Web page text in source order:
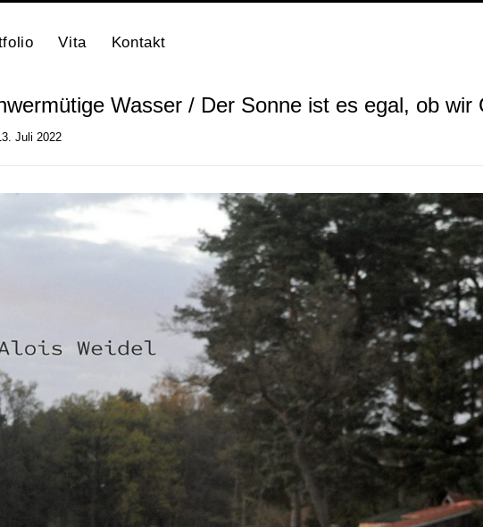
Vita Kontakt
Wasser / Der Sonne ist es egal, ob wir
Juli 2022